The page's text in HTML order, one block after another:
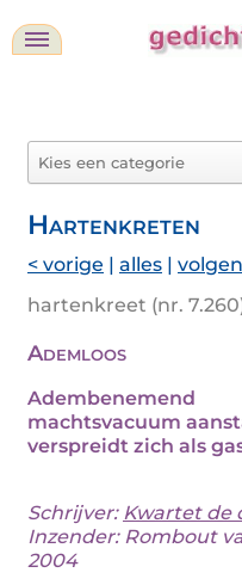
Hartenkreten
< vorige | alles |
hartenkreet (nr.
Ademloos
Adembenemend
machtsvacuum
verspreidt zich als
Schrijver: Kwartet de
Inzender: Rombout
2004